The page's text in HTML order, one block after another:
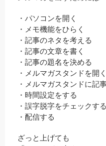
・パソコンを開く
・メモ機能をひらく
・記事のネタを考える
・記事の文章を書く
・記事の題名を決める
・メルマガスタンドを開く
・メルマガスタンドに記
・時間設定をする
・誤字脱字をチェックする
・配信する
ざっと上げても